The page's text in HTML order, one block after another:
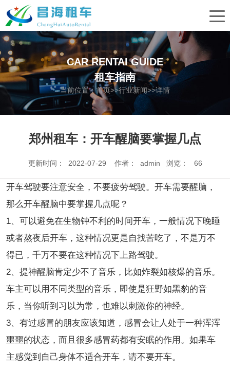
CAR RENTAI GUIDE
租车指南
当前位置：首页>>行业新闻>>详情
郑州租车：开车醒脑要掌握几点
更新时间： 2022-07-29 作者： admin 浏览： 66
开车驾驶要注意安全，不要疲劳驾驶。开车需要醒脑，
那么开车醒脑中要掌握几点呢？
1、可以避免在生物钟不利的时间开车，一般情况下晚睡
或者熬夜后开车，这种情况更是自找苦吃了，不是万不
得已，千万不要在这种情况下上路驾驶。
2、提神醒脑肯定少不了音乐，比如炸裂如核爆的音乐。
车主可以用不同类型的音乐，即使是狂野如黑豹的音
乐，当你听到习以为常，也难以刺激你的神经。
3、有过感冒的朋友应该知道，感冒会让人处于一种浑浑
噩噩的状态，而且很多感冒药都有安眠的作用。如果车
主感觉到自己身体不适合开车，请不要开车。